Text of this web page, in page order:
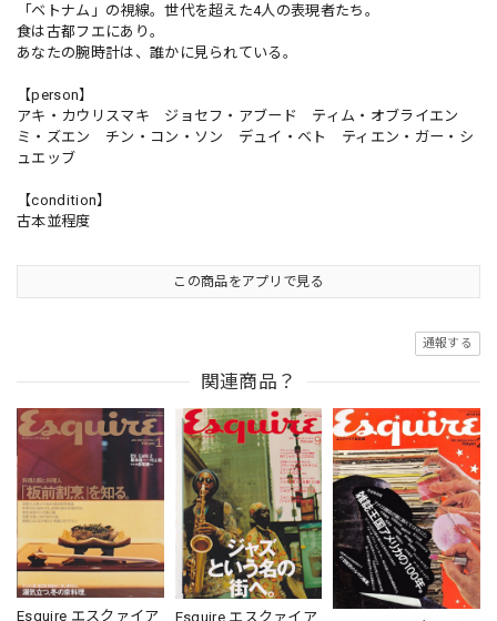
「ベトナム」の視線。世代を超えた4人の表現者たち。
食は古都フエにあり。
あなたの腕時計は、誰かに見られている。
【person】
アキ・カウリスマキ ジョセフ・アブード ティム・オブライエン
ミ・ズエン チン・コン・ソン デュイ・ベト ティエン・ガー・シ
ュエッブ
【condition】
古本並程度
この商品をアプリで見る
通報する
関連商品？
Esquire エスクァイア Esquire エスクァイア